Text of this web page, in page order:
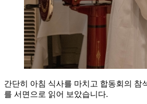
간단히 아침 식사를 마치고 합동회의 참
를 서면으로 읽어 보았습니다.